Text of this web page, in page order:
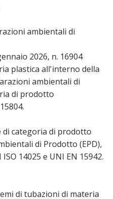
ambientali di
2026, n. 16904
plastica all'interno della
ambientali di
di prodotto
di categoria di prodotto
di Prodotto (EPD),
14025 e UNI EN 15942.
di tubazioni di materia